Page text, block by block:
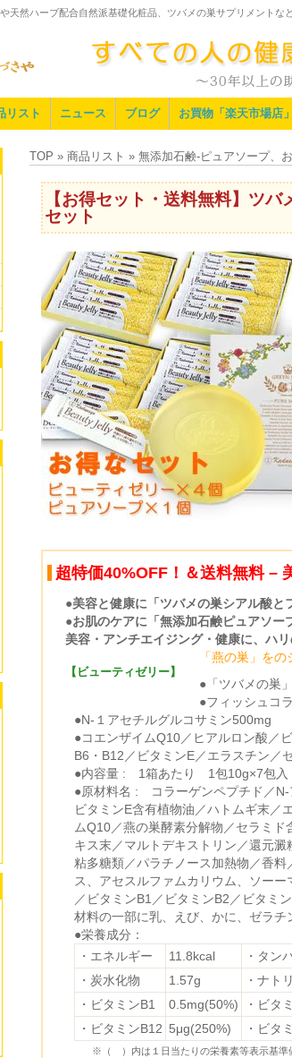
天然ハーブ配合自然派基礎化粧品、ツバメの巣サプリメント
リスト ニュース ブログ お買物「楽天市場店
TOP » 商品リスト » 無添加石鹸-ピュアソープ、
【お得セット・送料無料】ツ
セット
超特価40%OFF！＆送料無料 –
●美容と健康に「ツバメの巣シアル酸
●お肌のケアに「無添加石鹸ピュアソー
美容・アンチエイジング・健康に、ハ
【ビューティゼリー】
「燕の巣」を
●「ツバメの巣
●フィッシュコ
●N-１アセチルグルコサミン500mg
●コエンザイムQ10／ヒアルロン酸／
B6・B12／ビタミンE／エラスチン／
●内容量 : 1箱あたり 1包10g×7包入
●原材料名 : コラーゲンペプチド／N-
ビタミンE含有植物油／ハトムギ末／
ムQ10／燕の巣酵素分解物／セラミド
キス末／マルトデキストリン／還元
粘多糖類／パラチノース加熱物／香料
ス、アセスルファムカリウム、ソー
／ビタミンB1／ビタミンB2／ビタミ
材料の一部に乳、えび、かに、ゼラチ
●栄養成分：
・エネルギー
11.8kcal ・タン
・炭水化物
1.57g ・ナト
・ビタミンB1
0.5mg(50%) ・ビタ
・ビタミンB12 5μg(250%) ・ビタ
※（ ）内は１日当たりの栄養素等表示基準